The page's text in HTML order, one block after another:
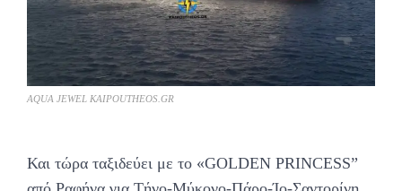
AQUA JEWEL KAIPOUTHEOS.GR
Και τώρα ταξιδεύει με το «GOLDEN PRINCESS”